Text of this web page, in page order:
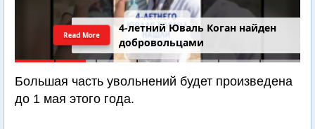
4-летний Юваль Коган найден
добровольцами
Read More
Большая часть увольнений будет произведена
до 1 мая этого года.